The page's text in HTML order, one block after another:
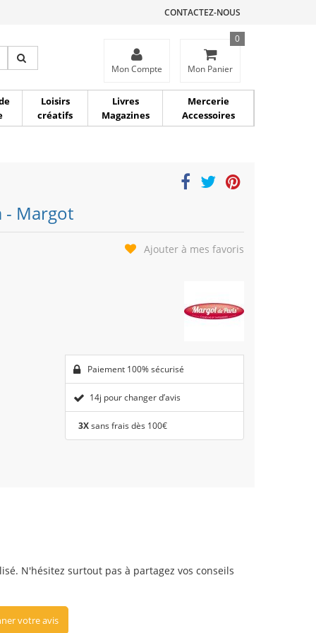
CONTACTEZ-NOUS
Mon Compte Mon Panier
0
Loisirs
créatifs
Livres
Magazines
Mercerie
Accessoires
- Margot
Ajouter à mes favoris
Paiement 100% sécurisé
14j pour changer d’avis
3Xsans frais dès 100€
N'hésitez surtout pas à partagez vos conseils
votre avis